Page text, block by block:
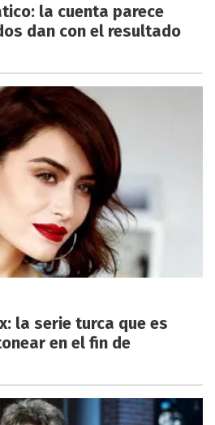
la cuenta parece
dan con el resultado
la serie turca que es
en el fin de